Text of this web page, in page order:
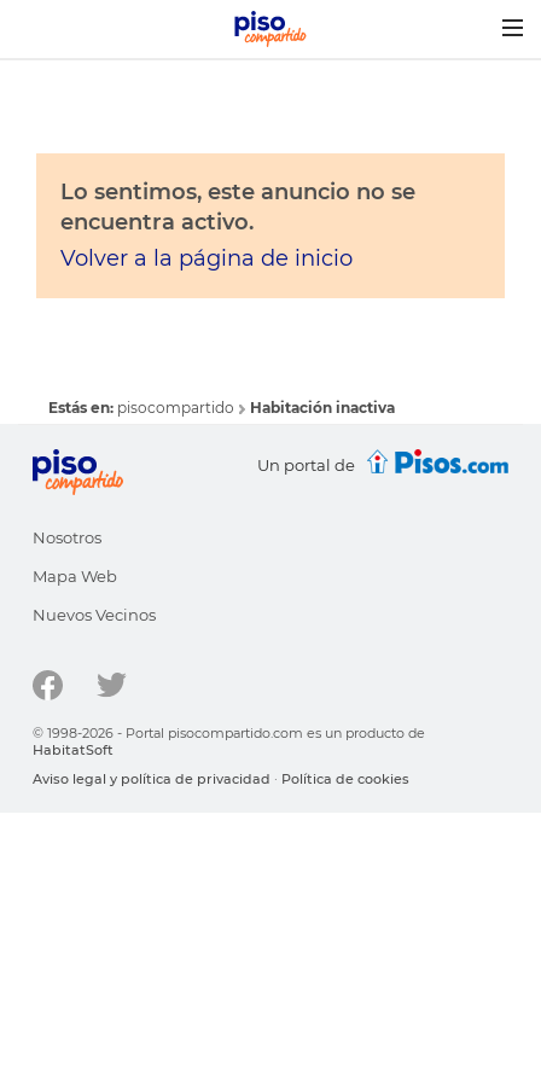
Lo sentimos, este anuncio no se
encuentra activo.
Volver a la página de inicio
Estás en: pisocompartido Habitación inactiva
Un portal de
Nosotros
Mapa Web
Nuevos Vecinos
© 1998-2026 - Portal pisocompartido.com es un producto de
HabitatSoft
Aviso legal y política de privacidad · Política de cookies